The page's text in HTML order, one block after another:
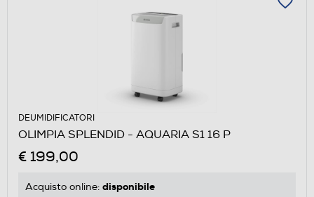
DEUMIDIFICATORI
OLIMPIA SPLENDID - AQUARIA S1 16 P
€ 199,00
Acquisto online: disponibile